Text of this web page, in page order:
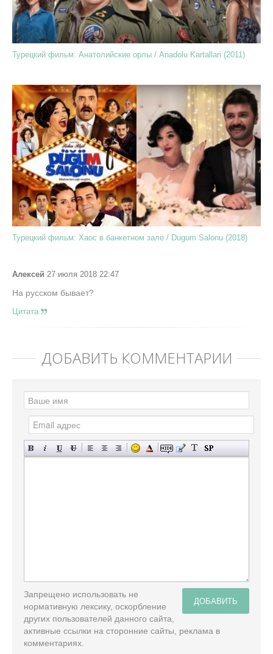
Турецкий фильм: Анатолийские орлы / Anadolu Kartallari (2011)
Турецкий фильм: Хаос в банкетном зале / Dugum Salonu (2018)
Алексей 27 июля 2018 22:47
На русском бывает?
Цитата
ДОБАВИТЬ КОММЕНТАРИЙ
ДОБАВИТЬ
Запрещено использовать не
нормативную лексику, оскорбление
других пользователей данного сайта,
активные ссылки на сторонние сайты, реклама в
комментариях.